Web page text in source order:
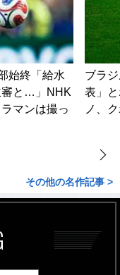
始終「給水
審と…」NHK
マンは撮っ
ブラ
表」
ノ、
その他の名作記事 >